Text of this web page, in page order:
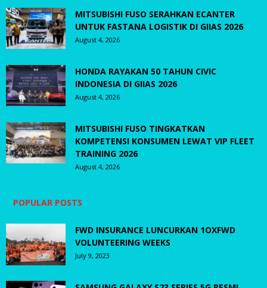
MITSUBISHI FUSO SERAHKAN ECANTER
UNTUK FASTANA LOGISTIK DI GIIAS 2026
August 4, 2026
HONDA RAYAKAN 50 TAHUN CIVIC
INDONESIA DI GIIAS 2026
August 4, 2026
MITSUBISHI FUSO TINGKATKAN
KOMPETENSI KONSUMEN LEWAT VIP FLEET
TRAINING 2026
August 4, 2026
POPULAR POSTS
FWD INSURANCE LUNCURKAN 1OXFWD
VOLUNTEERING WEEKS
July 9, 2023